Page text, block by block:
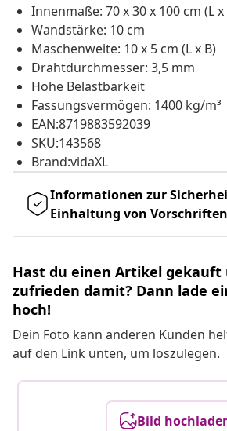
Innenmaße: 70 x 30 x 100 cm (L x
Wandstärke: 10 cm
Maschenweite: 10 x 5 cm (L x B)
Drahtdurchmesser: 3,5 mm
Hohe Belastbarkeit
Fassungsvermögen: 1400 kg/m³
EAN:8719883592039
SKU:143568
Brand:vidaXL
Informationen zur
Einhaltung von Vorschriften
Hast du einen Artikel gekauft
zufrieden damit? Dann lade
hoch!
Dein Foto kann anderen Kunden
auf den Link unten, um loszulegen.
Bild